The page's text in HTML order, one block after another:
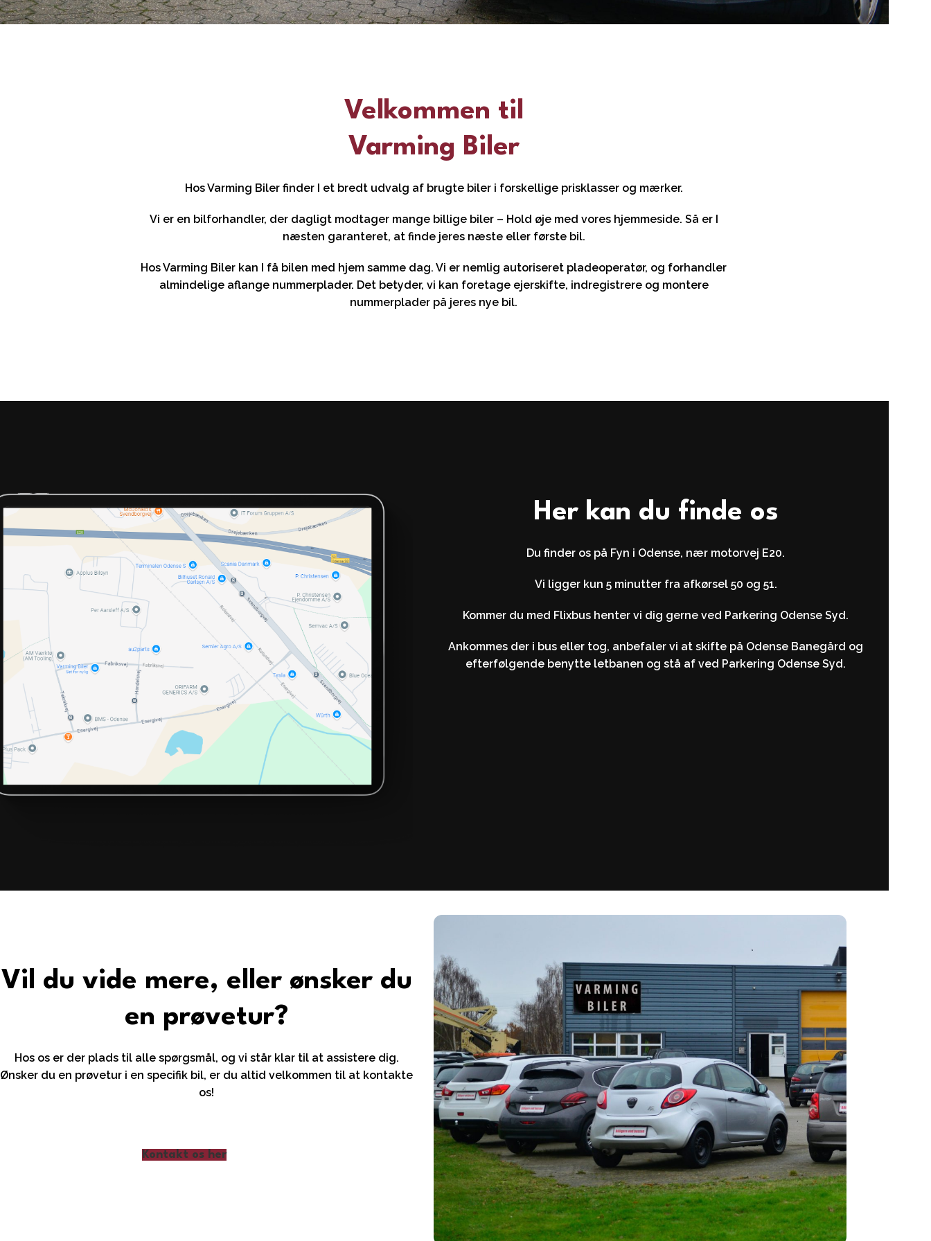
Velkommen til
Varming Biler
Hos Varming Biler finder I et bredt udvalg af brugte biler i forskellige prisklasser og mærker.
Vi er en bilforhandler, der dagligt modtager mange billige biler – Hold øje med vores hjemmeside. Så er I
næsten garanteret, at finde jeres næste eller første bil.
Hos Varming Biler kan I få bilen med hjem samme dag. Vi er nemlig autoriseret pladeoperatør, og forhandler
almindelige aflange nummerplader. Det betyder, vi kan foretage ejerskifte, indregistrere og montere
nummerplader på jeres nye bil.
Her kan du finde os
Du finder os på Fyn i Odense, nær motorvej E20.
Vi ligger kun 5 minutter fra afkørsel 50 og 51.
Kommer du med Flixbus henter vi dig gerne ved Parkering Odense Syd.
Ankommes der i bus eller tog, anbefaler vi at skifte på Odense Banegård og
efterfølgende benytte letbanen og stå af ved Parkering Odense Syd.
Vil du vide mere, eller ønsker du
en prøvetur?
Hos os er der plads til alle spørgsmål, og vi står klar til at assistere dig.
Ønsker du en prøvetur i en specifik bil, er du altid velkommen til at kontakte
os!
Kontakt os her